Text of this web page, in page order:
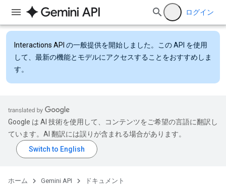
ログイン
Interactions API の一般提供を開始しました。この API を使用
して、最新の機能とモデルにアクセスすることをおすすめしま
す。
Google は AI 技術を使用して、コンテンツをご希望の言語に翻訳し
ています。AI 翻訳には誤りが含まれる場合があります。
ホーム Gemini API ドキュメント